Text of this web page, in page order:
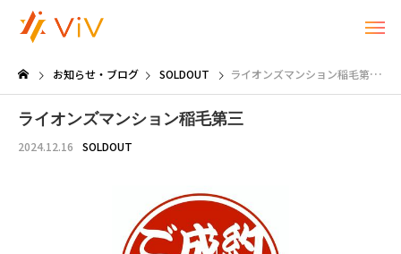
お知らせ・ブログ SOLDOUT ライオンズマンション稲毛第三
ライオンズマンション稲毛第三
2024.12.16 SOLDOUT